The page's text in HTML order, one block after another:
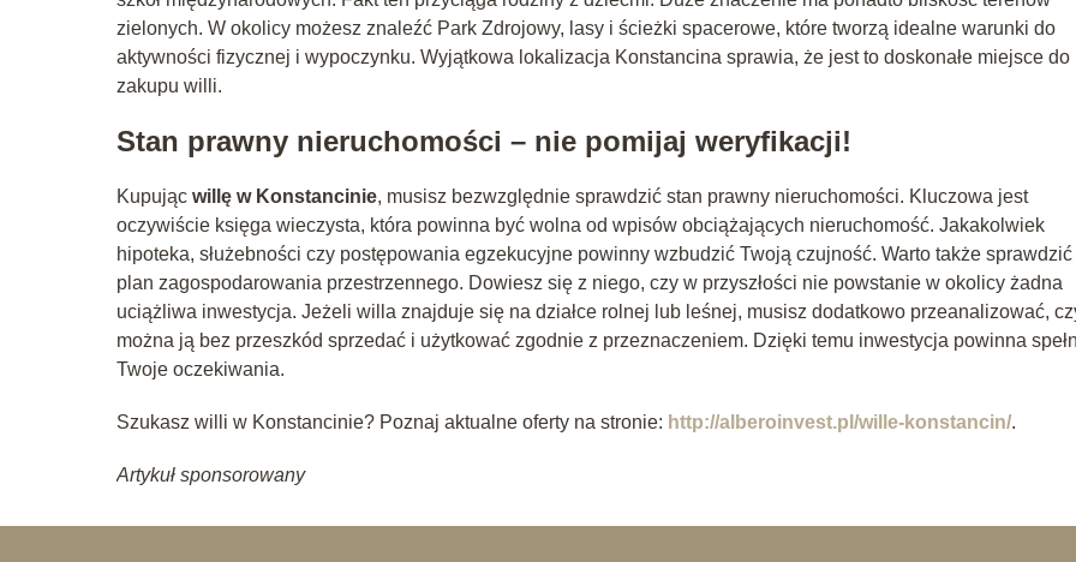
zielonych. W okolicy możesz znaleźć Park Zdrojowy, lasy i ścieżki spacerowe, które tworzą idealne warunki do
aktywności fizycznej i wypoczynku. Wyjątkowa lokalizacja Konstancina sprawia, że jest to doskonałe miejsce do
zakupu willi.
Stan prawny nieruchomości – nie pomijaj weryfikacji!
Kupując willę w Konstancinie, musisz bezwzględnie sprawdzić stan prawny nieruchomości. Kluczowa jest
oczywiście księga wieczysta, która powinna być wolna od wpisów obciążających nieruchomość. Jakakolwiek
hipoteka, służebności czy postępowania egzekucyjne powinny wzbudzić Twoją czujność. Warto także sprawdzić
plan zagospodarowania przestrzennego. Dowiesz się z niego, czy w przyszłości nie powstanie w okolicy żadna
uciążliwa inwestycja. Jeżeli willa znajduje się na działce rolnej lub leśnej, musisz dodatkowo przeanalizować,
można ją bez przeszkód sprzedać i użytkować zgodnie z przeznaczeniem. Dzięki temu inwestycja powinna
Twoje oczekiwania.
Szukasz willi w Konstancinie? Poznaj aktualne oferty na stronie: http://alberoinvest.pl/wille-konstancin/.
Artykuł sponsorowany